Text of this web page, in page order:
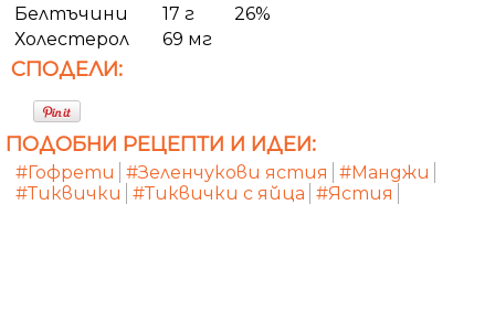
Белтъчини
17 г
26%
Холестерол
69 мг
СПОДЕЛИ:
ПОДОБНИ РЕЦЕПТИ И ИДЕИ:
#Гофрети #Зеленчукови ястия
#Манджи
#Тиквички
#Тиквички с яйца #Ястия